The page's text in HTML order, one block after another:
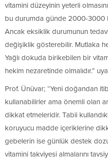
vitamini düzeyinin yeterli
bu durumda günde 2000-3000
Ancak eksiklik durumunun
değişiklik gösterebilir. Mutlaka
Yağlı dokuda birikebilen bir
hekim nezaretinde olmalıdır.”
Prof. Ünüvar; “Yeni doğandan
kullanabilirler ama önemli olan
dikkat etmeleridir. Tabii
koruyucu madde içeriklerine
gebelerin ise günlük destek
vitamini takviyesi almalarını